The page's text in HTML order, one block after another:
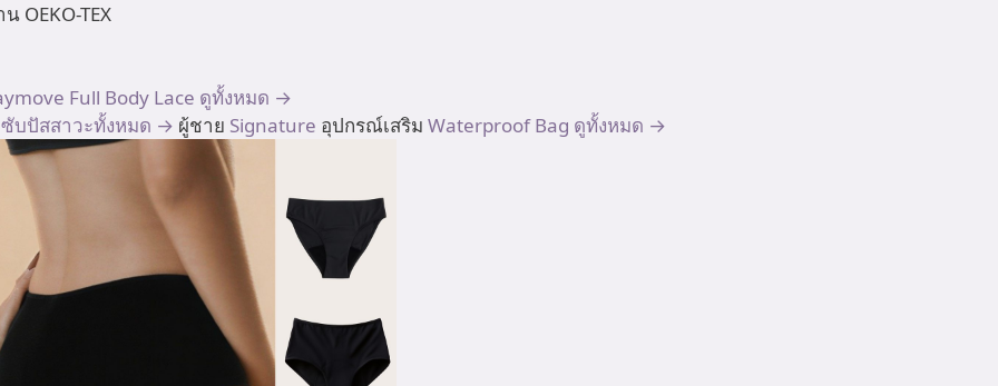
OEKO-TEX
Full Body Lace ดูทั้งหมด →
ซับปัสสาวะทั้งหมด → ผู้ชาย Signature อุปกรณ์เสริม Waterproof Bag ดูทั้งหมด →